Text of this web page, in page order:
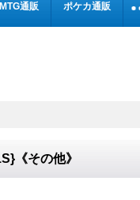
MTG通販 ポケカ通販
《その他》